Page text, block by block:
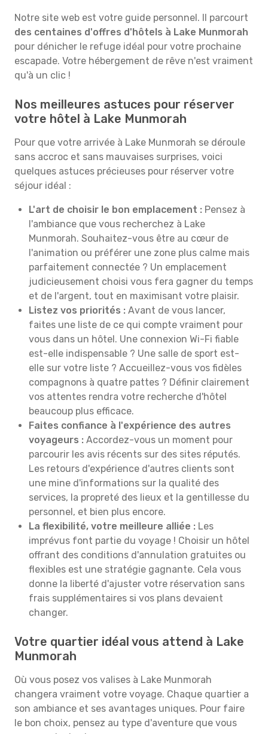
Notre site web est votre guide personnel. Il parcourt
des centaines d'offres d'hôtels à Lake Munmorah
pour dénicher le refuge idéal pour votre prochaine
escapade. Votre hébergement de rêve n'est vraiment
qu'à un clic !
Nos meilleures astuces pour réserver
votre hôtel à Lake Munmorah
Pour que votre arrivée à Lake Munmorah se déroule
sans accroc et sans mauvaises surprises, voici
quelques astuces précieuses pour réserver votre
séjour idéal :
L'art de choisir le bon emplacement : Pensez à
l'ambiance que vous recherchez à Lake
Munmorah. Souhaitez-vous être au cœur de
l'animation ou préférer une zone plus calme mais
parfaitement connectée ? Un emplacement
judicieusement choisi vous fera gagner du temps
et de l'argent, tout en maximisant votre plaisir.
Listez vos priorités : Avant de vous lancer,
faites une liste de ce qui compte vraiment pour
vous dans un hôtel. Une connexion Wi-Fi fiable
est-elle indispensable ? Une salle de sport est-
elle sur votre liste ? Accueillez-vous vos fidèles
compagnons à quatre pattes ? Définir clairement
vos attentes rendra votre recherche d'hôtel
beaucoup plus efficace.
Faites confiance à l'expérience des autres
voyageurs : Accordez-vous un moment pour
parcourir les avis récents sur des sites réputés.
Les retours d'expérience d'autres clients sont
une mine d'informations sur la qualité des
services, la propreté des lieux et la gentillesse du
personnel, et bien plus encore.
La flexibilité, votre meilleure alliée : Les
imprévus font partie du voyage ! Choisir un hôtel
offrant des conditions d'annulation gratuites ou
flexibles est une stratégie gagnante. Cela vous
donne la liberté d'ajuster votre réservation sans
frais supplémentaires si vos plans devaient
changer.
Votre quartier idéal vous attend à Lake
Munmorah
Où vous posez vos valises à Lake Munmorah
changera vraiment votre voyage. Chaque quartier a
son ambiance et ses avantages uniques. Pour faire
le bon choix, pensez au type d'aventure que vous